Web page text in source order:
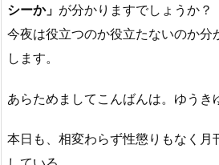
シーか」 が分かりますでしょうか？
今夜は役立つのか役立たないのか分
します。
あらためましてこんばんは。ゆうき
本日も、相変わらず性懲りもなく月